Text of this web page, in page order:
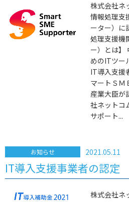
株式会社ネ
情報処理支
ーター）に
処理支援機
ー）とは】
めのITツー
IT導入支援
マートＳＭ
産業大臣が
社ネットコ
サポート...
IT導入支援事業者の認定
お知らせ 2021.05.11
株式会社ネ